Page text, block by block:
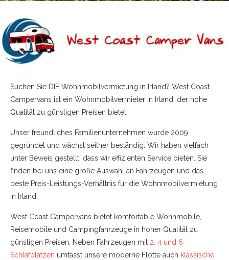
Suchen Sie DIE Wohnmobilvermietung in Irland? West Coast
Campervans ist ein Wohnmobilvermieter in Irland, der hohe
Qualität zu günstigen Preisen bietet.
Unser freundliches Familienunternehmen wurde 2009
gegründet und wächst seither beständig. Wir haben vielfach
unter Beweis gestellt, dass wir effizienten Service bieten. Sie
finden bei uns eine große Auswahl an Fahrzeugen und das
beste Preis-Leistungs-Verhältnis für die Wohnmobilvermietung
in Irland.
West Coast Campervans bietet komfortable Wohnmobile,
Reisemobile und Campingfahrzeuge in hoher Qualität zu
günstigen Preisen. Neben Fahrzeugen mit 2, 4 und 6
Schlafplätzen umfasst unsere moderne Flotte auch klassische